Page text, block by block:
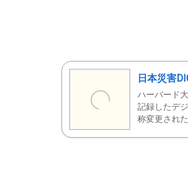
日本災害
ハーバード
記録したデ
称変更された